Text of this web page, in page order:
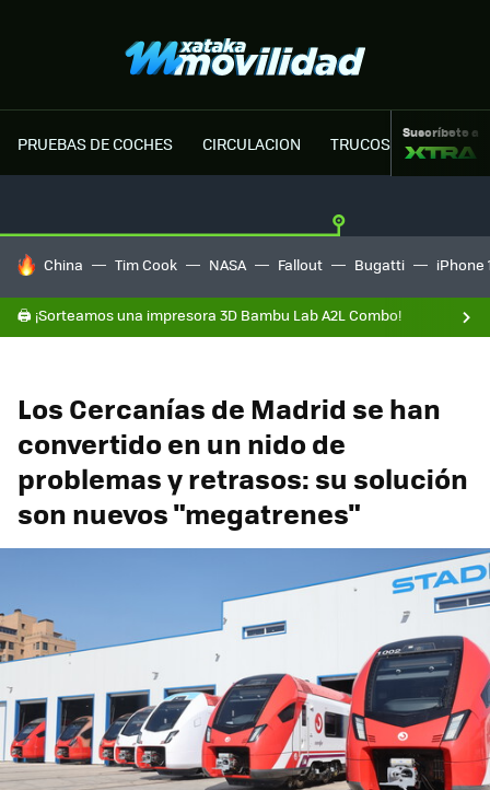
PRUEBAS DE COCHES CIRCULACION TRUCOS MOTOR
Suscríbete a
HOY SE HABLA DE
China Tim Cook NASA Fallout Bugatti iPhone
🖨️ ¡Sorteamos una impresora 3D Bambu Lab A2L Combo!
Los Cercanías de Madrid se han
convertido en un nido de
problemas y retrasos: su solución
son nuevos "megatrenes"